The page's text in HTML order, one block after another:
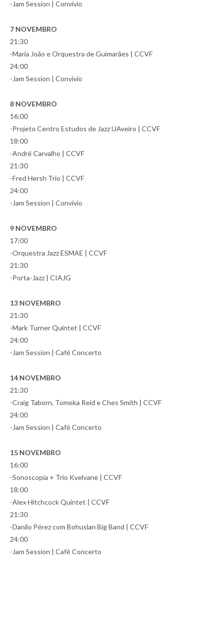
-Jam Session | Convívio
7 NOVEMBRO
21:30
-Maria João e Orquestra de Guimarães | CCVF
24:00
-Jam Session | Convívio
8 NOVEMBRO
16:00
-Projeto Centro Estudos de Jazz UAveiro | CCVF
18:00
-André Carvalho | CCVF
21:30
-Fred Hersh Trio | CCVF
24:00
-Jam Session | Convívio
9 NOVEMBRO
17:00
-Orquestra Jazz ESMAE | CCVF
21:30
-Porta-Jazz | CIAJG
13 NOVEMBRO
21:30
-Mark Turner Quintet | CCVF
24:00
-Jam Session | Café Concerto
14 NOVEMBRO
21:30
-Craig Taborn, Tomeka Reid e Ches Smith | CCVF
24:00
-Jam Session | Café Concerto
15 NOVEMBRO
16:00
-Sonoscopia + Trio Kvelvane | CCVF
18:00
-Alex Hitchcock Quintet | CCVF
21:30
-Danilo Pérez com Bohuslan Big Band | CCVF
24:00
-Jam Session | Café Concerto